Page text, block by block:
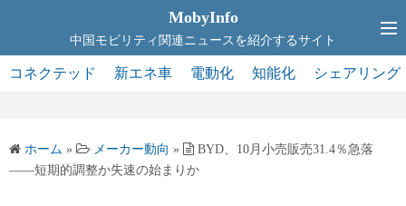
テ
ン
ス
キ
MobyInfo
中国モビリティ関連ニュースを紹介するサイト
コネクテッド 新エネ車 電動化 知能化 シェアリング
ホーム » メーカー動向 »
BYD、10月小売販売31.4％急落
――短期的調整か失速の始まりか